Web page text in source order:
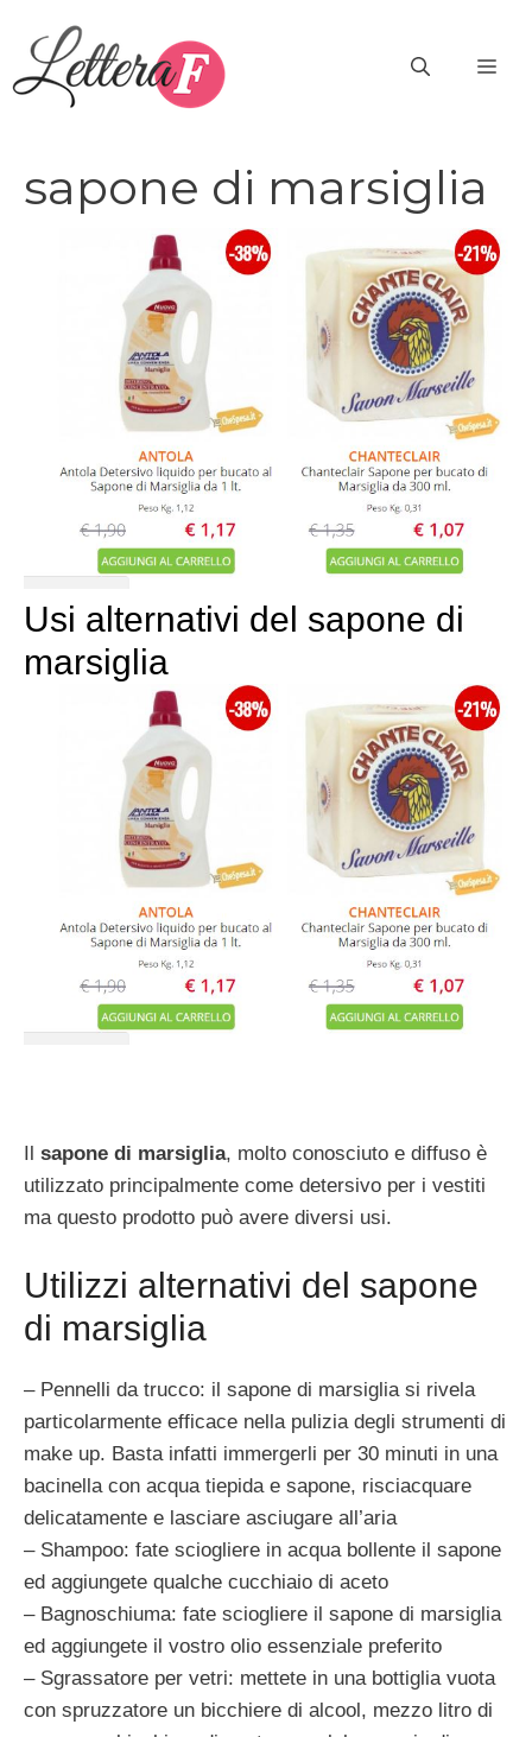
contenuto
sapone di marsiglia
Usi alternativi del sapone di
marsiglia
sapone di marsiglia, molto conosciuto e diffuso è
utilizzato principalmente come detersivo per i vestiti
ma questo prodotto può avere diversi usi.
Utilizzi alternativi del sapone
di marsiglia
– Pennelli da trucco: il sapone di marsiglia si rivela
particolarmente efficace nella pulizia degli strumenti di
make up. Basta infatti immergerli per 30 minuti in una
bacinella con acqua tiepida e sapone, risciacquare
delicatamente e lasciare asciugare all’aria
– Shampoo: fate sciogliere in acqua bollente il sapone
ed aggiungete qualche cucchiaio di aceto
– Bagnoschiuma: fate sciogliere il sapone di marsiglia
ed aggiungete il vostro olio essenziale preferito
– Sgrassatore per vetri: mettete in una bottiglia vuota
con spruzzatore un bicchiere di alcool, mezzo litro di